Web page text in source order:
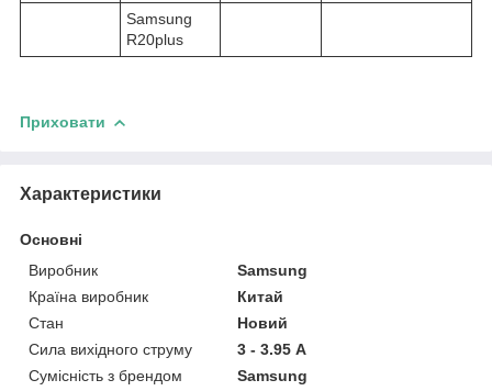
Samsung
R20plus
Приховати
Характеристики
Основні
Виробник
Samsung
Країна виробник
Китай
Стан
Новий
Сила вихідного струму
3 - 3.95 А
Сумісність з брендом
Samsung